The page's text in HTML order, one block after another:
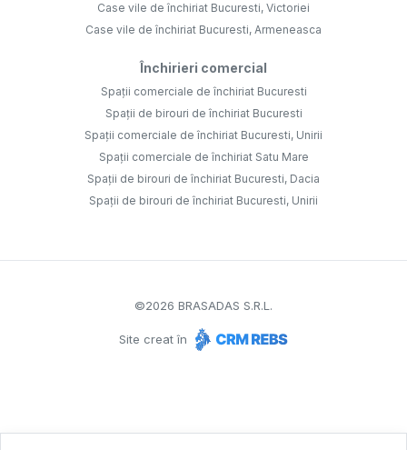
Case vile de închiriat Bucuresti, Victoriei
Case vile de închiriat Bucuresti, Armeneasca
Închirieri comercial
Spații comerciale de închiriat Bucuresti
Spații de birouri de închiriat Bucuresti
Spații comerciale de închiriat Bucuresti, Unirii
Spații comerciale de închiriat Satu Mare
Spații de birouri de închiriat Bucuresti, Dacia
Spații de birouri de închiriat Bucuresti, Unirii
©2026 BRASADAS S.R.L.
Site creat în